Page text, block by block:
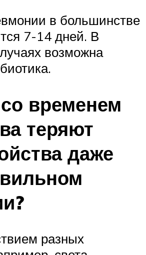
в большинстве
7-14 дней. В
возможна
временем
теряют
даже
разных